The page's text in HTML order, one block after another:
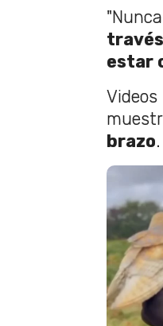
estar
brazo.